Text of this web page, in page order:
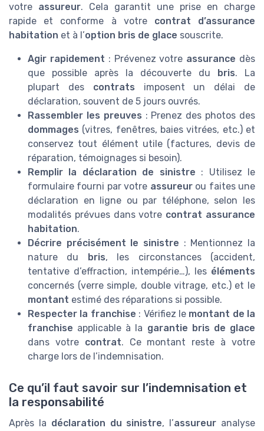
votre assureur. Cela garantit une prise en charge
rapide et conforme à votre contrat d’assurance
habitation et à l’option bris de glace souscrite.
Agir rapidement : Prévenez votre assurance dès
que possible après la découverte du
bris. La
plupart des contrats imposent un délai de
déclaration, souvent de 5 jours ouvrés.
Rassembler les preuves : Prenez des photos des
dommages (vitres, fenêtres, baies vitrées, etc.) et
conservez tout élément utile (factures, devis de
réparation, témoignages si besoin).
Remplir la déclaration de sinistre : Utilisez le
formulaire fourni par votre assureurou faites une
déclaration en ligne ou par téléphone, selon les
modalités prévues dans votre contrat assurance
habitation.
Décrire précisément le sinistre : Mentionnez la
nature du
bris, les circonstances (accident,
tentative d’effraction, intempérie…), les éléments
concernés (verre simple, double vitrage, etc.) et le
montant estimé des réparations si possible.
Respecter la franchise : Vérifiez le montant de la
franchise applicable à la garantie bris de glace
dans votre contrat. Ce montant reste à votre
charge lors de l’indemnisation.
Ce qu’il faut savoir sur l’indemnisation et
la responsabilité
Après la déclaration du sinistre, l’assureur analyse